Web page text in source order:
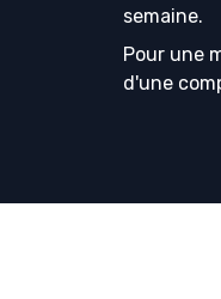
semaine.
Pour une
d'une